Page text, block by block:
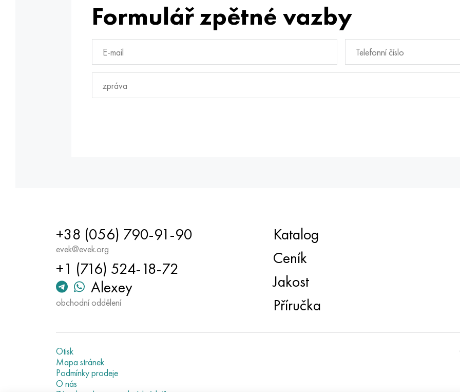
Formulář zpětné vazby
+38 (056) 790-91-90
evek@evek.org
+1 (716) 524-18-72
Alexey
obchodní oddělení
Katalog
Ceník
Jakost
Příručka
Otisk
Mapa stránek
Podmínky prodeje
O nás